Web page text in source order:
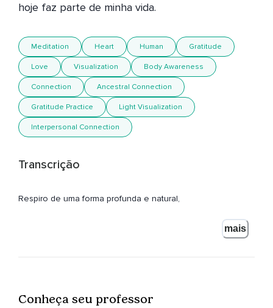
hoje faz parte de minha vida.
Meditation Heart Human Gratitude
Love Visualization Body Awareness
Connection Ancestral Connection
Gratitude Practice Light Visualization
Interpersonal Connection
Transcrição
Respiro de uma forma profunda e natural,
E pouco a pouco afasto a minha atenção dos ruídos
externos e de qualquer preocupação com o imediato,mais
Conheça seu professor